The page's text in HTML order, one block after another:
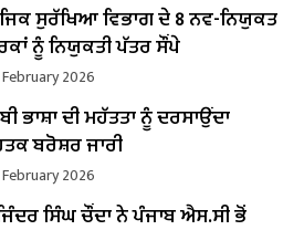
ਸੁਰੱਖਿਆ ਵਿਭਾਗ ਦੇ 8 ਨਵ-ਨਿਯੁਕਤ
ਨੂੰ ਨਿਯੁਕਤੀ ਪੱਤਰ ਸੌਂਪੇ
2026
ਭਾਸ਼ਾ ਦੀ ਮਹੱਤਤਾ ਨੂੰ ਦਰਸਾਉਂਦਾ
ਬਰੋਸ਼ਰ ਜਾਰੀ
2026
ਸਿੰਘ ਚੌਂਦਾ ਨੇ ਪੰਜਾਬ ਐਸ.ਸੀ ਭੋਂ